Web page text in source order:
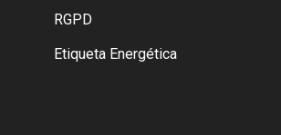
RGPD
Etiqueta Energética